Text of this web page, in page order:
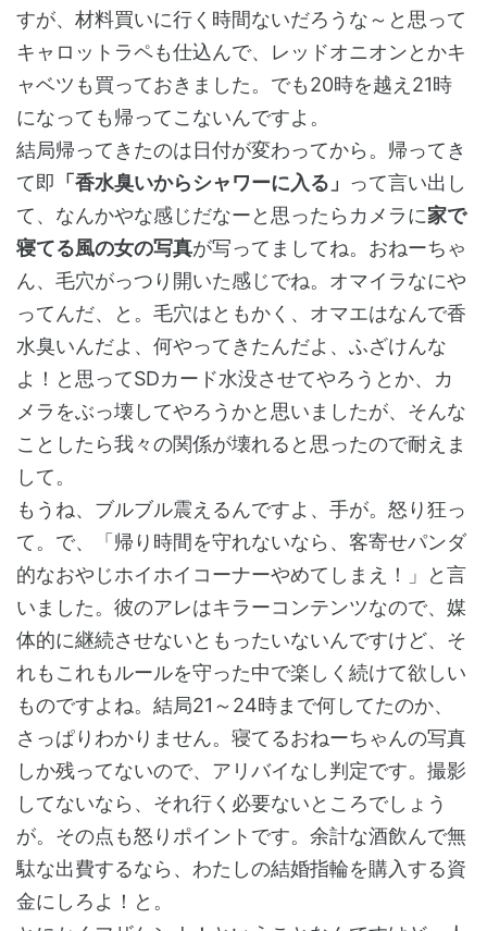
すが、材料買いに行く時間ないだろうな～と思って
キャロットラペも仕込んで、レッドオニオンとかキ
ャベツも買っておきました。でも20時を越え21時
になっても帰ってこないんですよ。
結局帰ってきたのは日付が変わってから。帰ってき
て即 「香水臭いからシャワーに入る」 って言い出し
て、なんかやな感じだなーと思ったらカメラに家で
寝てる風の女の写真が写ってましてね。おねーちゃ
ん、毛穴がっつり開いた感じでね。オマイラなにや
ってんだ、と。毛穴はともかく、オマエはなんで香
水臭いんだよ、何やってきたんだよ、ふざけんな
よ！と思ってSDカード水没させてやろうとか、カ
メラをぶっ壊してやろうかと思いましたが、そんな
ことしたら我々の関係が壊れると思ったので耐えま
して。
もうね、ブルブル震えるんですよ、手が。怒り狂っ
て。で、「帰り時間を守れないなら、客寄せパンダ
的なおやじホイホイコーナーやめてしまえ！」と言
いました。彼のアレはキラーコンテンツなので、媒
体的に継続させないともったいないんですけど、そ
れもこれもルールを守った中で楽しく続けて欲しい
ものですよね。結局21～24時まで何してたのか、
さっぱりわかりません。寝てるおねーちゃんの写真
しか残ってないので、アリバイなし判定です。撮影
してないなら、それ行く必要ないところでしょう
が。その点も怒りポイントです。余計な酒飲んで無
駄な出費するなら、わたしの結婚指輪を購入する資
金にしろよ！と。